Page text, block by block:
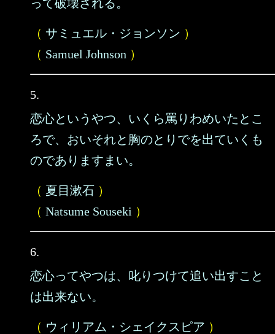
って破壊される。
（ サミュエル・ジョンソン ）
（ Samuel Johnson ）
5.
恋心というやつ、いくら罵りわめいたとこ
ろで、おいそれと胸のとりでを出ていくも
のでありますまい。
（ 夏目漱石 ）
（ Natsume Souseki ）
6.
恋心ってやつは、叱りつけて追い出すこと
は出来ない。
（ ウィリアム・シェイクスピア ）